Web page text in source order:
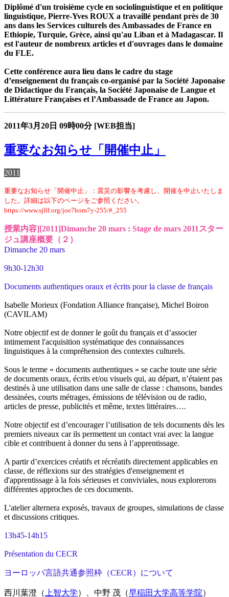
Diplômé d'un troisième cycle en sociolinguistique et en politique
linguistique, Pierre-Yves ROUX a travaillé pendant près de 30
ans dans les Services culturels des Ambassades de France en
Ethiopie, Turquie, Grèce, ainsi qu'au Liban et à Madagascar. Il
est l'auteur de nombreux articles et d'ouvrages dans le domaine
du FLE.
Cette conférence aura lieu dans le cadre du stage
d’enseignement du français co-organisé par la Société Japonaise
de Didactique du Français, la Société Japonaise de Langue et
Littérature Françaises et l’Ambassade de France au Japon.
2011年3月20日 09時00分 [WEB担当]
重要なお知らせ「開催中止」
2011
重要なお知らせ「開催中止」：震災の影響を考慮し、開催を中止いたしま
した。詳細は以下のページをご参照ください。
https://www.sjllf.org/joe7bom7y-255/#_255
授業内容][2011]Dimanche 20 mars : Stage de mars 2011スター
ジュ講座概要（２）
Dimanche 20 mars
9h30-12h30
Documents authentiques oraux et écrits pour la classe de français
Isabelle Morieux (Fondation Alliance française), Michel Boiron
(CAVILAM)
Notre objectif est de donner le goût du français et d’associer
intimement l'acquisition systématique des connaissances
linguistiques à la compréhension des contextes culturels.
Sous le terme « documents authentiques » se cache toute une série
de documents oraux, écrits et/ou visuels qui, au départ, n’étaient pas
destinés à une utilisation dans une salle de classe : chansons, bandes
dessinées, courts métrages, émissions de télévision ou de radio,
articles de presse, publicités et même, textes littéraires….
Notre objectif est d’encourager l’utilisation de tels documents dès les
premiers niveaux car ils permettent un contact vrai avec la langue
cible et contribuent à donner du sens à l’apprentissage.
A partir d’exercices créatifs et récréatifs directement applicables en
classe, de réflexions sur des stratégies d'enseignement et
d'apprentissage à la fois sérieuses et conviviales, nous explorerons
différentes approches de ces documents.
L'atelier alternera exposés, travaux de groupes, simulations de classe
et discussions critiques.
13h45-14h15
Présentation du CECR
ヨーロッパ言語共通参照枠（CECR）について
西川葉澄（ 上智大学）、中野 茂（早稲田大学高等学院）